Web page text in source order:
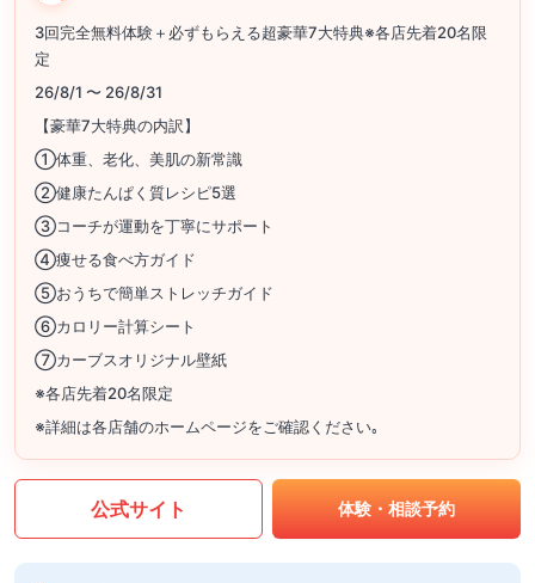
3回完全無料体験＋必ずもらえる超豪華7大特典※各店先着20名限
定
26/8/1 〜 26/8/31
【豪華7大特典の内訳】
①体重、老化、美肌の新常識
②健康たんぱく質レシピ5選
③コーチが運動を丁寧にサポート
④痩せる食べ方ガイド
⑤おうちで簡単ストレッチガイド
⑥カロリー計算シート
⑦カーブスオリジナル壁紙
※各店先着20名限定
※詳細は各店舗のホームページをご確認ください｡
公式サイト 体験・相談予約